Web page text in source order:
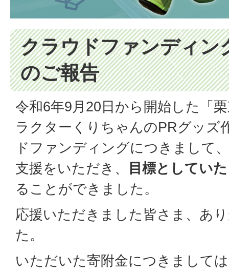
クラウドファンディン
のご報告
令和6年9月20日から開始した「
ラクターくりちゃんのPRグッズ
ドファンディングにつきまして
支援をいただき、
目標としてい
ることができました。
応援いただきました皆さま、あ
た。
いただいた寄附金につきまして